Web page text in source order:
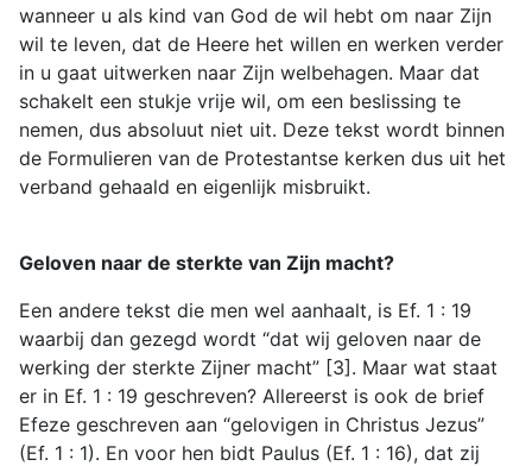
wanneer u als kind van God de wil hebt om naar Zijn
wil te leven, dat de Heere het willen en werken verder
in u gaat uitwerken naar Zijn welbehagen. Maar dat
schakelt een stukje vrije wil, om een beslissing te
nemen, dus absoluut niet uit. Deze tekst wordt binnen
de Formulieren van de Protestantse kerken dus uit het
verband gehaald en eigenlijk misbruikt.
Geloven naar de sterkte van Zijn macht?
Een andere tekst die men wel aanhaalt, is Ef. 1 : 19
waarbij dan gezegd wordt “dat wij geloven naar de
werking der sterkte Zijner macht” [3]. Maar wat staat
er in Ef. 1 : 19 geschreven? Allereerst is ook de brief
Efeze geschreven aan “gelovigen in Christus Jezus”
(Ef. 1 : 1). En voor hen bidt Paulus (Ef. 1 : 16), dat zij